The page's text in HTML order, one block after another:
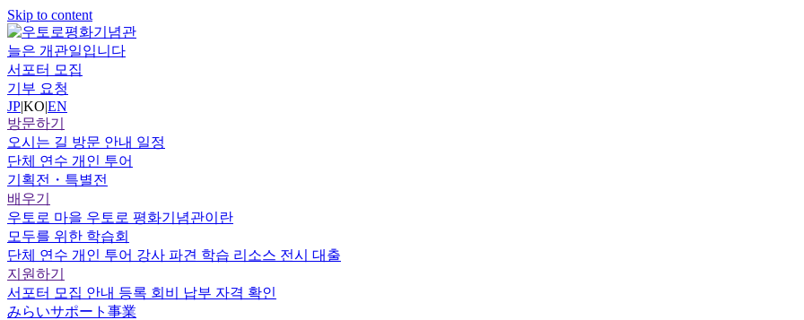
Skip to content
늘은 개관일입니다
서포터 모집
기부 요청
JP|KO|EN
방문하기
오시는 길 방문 안내 일정
단체 연수 개인 투어
기획전・특별전
배우기
우토로 마을 우토로 평화기념관이란
모두를 위한 학습회
단체 연수 개인 투어 강사 파견 학습 리소스 전시 대출
지원하기
서포터 모집 안내 등록 회비 납부 자격 확인
みらいサポート事業